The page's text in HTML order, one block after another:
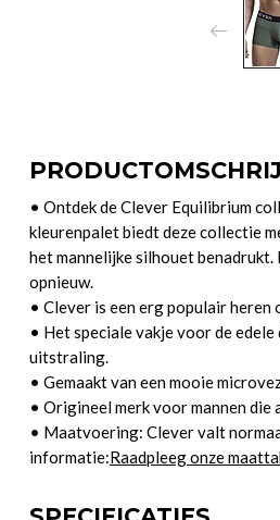
• Ontdek de Clever Equilibrium
kleurenpalet biedt deze collectie
het mannelijke silhouet
opnieuw.
• Clever is een erg populair
• Het speciale vakje voor de
uitstraling.
• Gemaakt van een mooie
• Origineel merk voor mannen die
• Maatvoering: Clever valt
informatie:Raadpleeg onze